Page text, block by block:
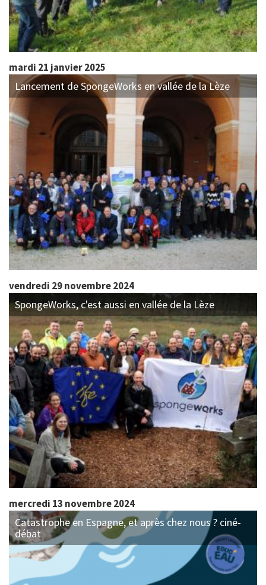
mardi 21 janvier 2025
Lancement de SpongeWorks en vallée de la Lèze
vendredi 29 novembre 2024
SpongeWorks, c'est aussi en vallée de la Lèze
mercredi 13 novembre 2024
Catastrophe en Espagne, et après chez nous ? ciné-
débat